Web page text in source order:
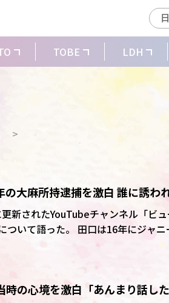
TOBE LDH
>
大麻所持逮捕を激白 誰に誘わ
新されたYouTubeチャンネル「ビ
ジャニーズ事務所(当時)を
持)の疑いで逮捕され、同10月に懲役
とに気付いていたかと聞かれると
を明かした。
の心境を激白「あんまり話し